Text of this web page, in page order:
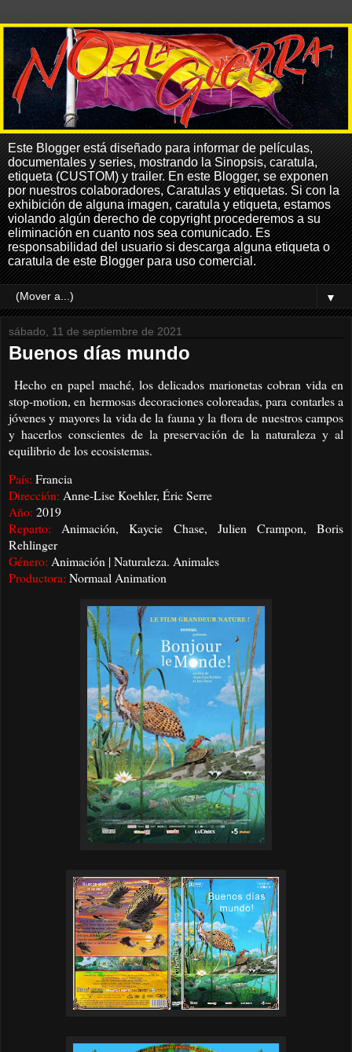
Este Blogger está diseñado para informar de películas,
documentales y series, mostrando la Sinopsis, caratula,
etiqueta (CUSTOM) y trailer. En este Blogger, se exponen
por nuestros colaboradores, Caratulas y etiquetas. Si con la
exhibición de alguna imagen, caratula y etiqueta, estamos
violando algún derecho de copyright procederemos a su
eliminación en cuanto nos sea comunicado. Es
responsabilidad del usuario si descarga alguna etiqueta o
caratula de este Blogger para uso comercial.
▼
sábado, 11 de septiembre de 2021
Buenos días mundo
Hecho en papel maché, los delicados marionetas cobran vida en
stop-motion, en hermosas decoraciones coloreadas, para contarles a
jóvenes y mayores la vida de la fauna y la flora de nuestros campos
y hacerlos conscientes de la preservación de la naturaleza y al
equilibrio de los ecosistemas.
País: Francia
Dirección: Anne-Lise Koehler, Éric Serre
Año: 2019
Reparto:Animación, Kaycie Chase, Julien Crampon, Boris
Rehlinger
Género: Animación | Naturaleza. Animales
Productora: Normaal Animation